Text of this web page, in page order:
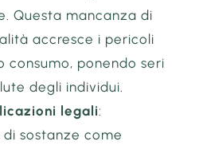
Questa mancanza di
accresce i pericoli
consumo, ponendo seri
degli individui.
legali:
di sostanze come